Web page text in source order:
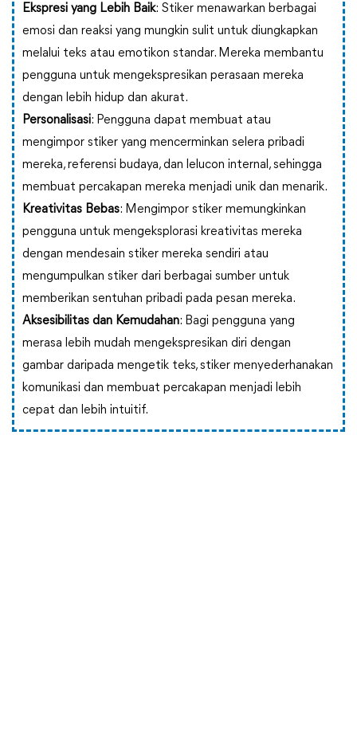
Ekspresi yang Lebih Baik: Stiker menawarkan berbagai
emosi dan reaksi yang mungkin sulit untuk diungkapkan
melalui teks atau emotikon standar. Mereka membantu
pengguna untuk mengekspresikan perasaan mereka
dengan lebih hidup dan akurat.
Personalisasi: Pengguna dapat membuat atau
mengimpor stiker yang mencerminkan selera pribadi
mereka, referensi budaya, dan lelucon internal, sehingga
membuat percakapan mereka menjadi unik dan menarik.
Kreativitas Bebas: Mengimpor stiker memungkinkan
pengguna untuk mengeksplorasi kreativitas mereka
dengan mendesain stiker mereka sendiri atau
mengumpulkan stiker dari berbagai sumber untuk
memberikan sentuhan pribadi pada pesan mereka.
Aksesibilitas dan Kemudahan: Bagi pengguna yang
merasa lebih mudah mengekspresikan diri dengan
gambar daripada mengetik teks, stiker menyederhanakan
komunikasi dan membuat percakapan menjadi lebih
cepat dan lebih intuitif.